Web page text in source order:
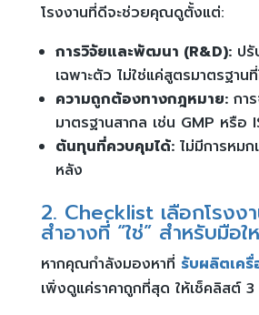
โรงงานที่ดีจะช่วยคุณดูตั้งแต่:
การวิจัยและพัฒนา (R&D):ปรั
เฉพาะตัว ไม่ใช่แค่สูตรมาตรฐาน
ความถูกต้องทางกฎหมาย:กา
มาตรฐานสากล เช่น GMP หรือ
ต้นทุนที่ควบคุมได้:ไม่มีการหมก
หลัง
2. Checklist เลือกโรงง
สำอางที่ “ใช่” สำหรับมือใ
หากคุณกำลังมองหาที่ รับผลิตเครื่
เพิ่งดูแค่ราคาถูกที่สุด ให้เช็คลิสต์